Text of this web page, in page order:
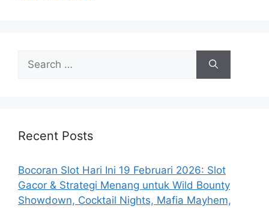
for:
Recent Posts
Bocoran Slot Hari Ini 19 Februari 2026: Slot
Gacor & Strategi Menang untuk Wild Bounty
Showdown, Cocktail Nights, Mafia Mayhem,